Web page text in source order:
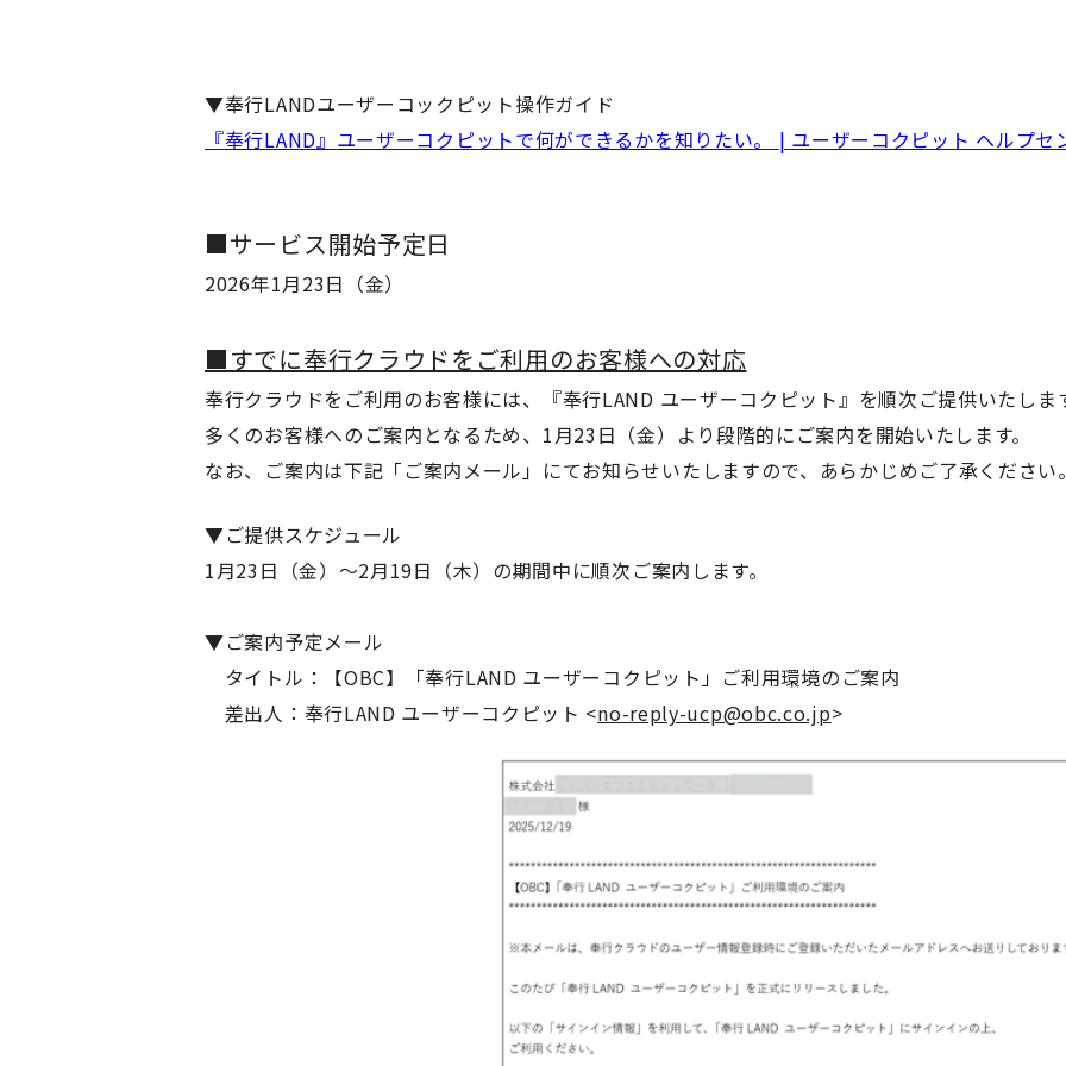
▼奉行LANDユーザーコックピット操作ガイド
『奉行LAND』 ユーザーコクピットで何ができるかを知りたい。 | ユーザーコクピット ヘルプセ
■サービス開始予定日
2026年1月23日（金）
■すでに奉行クラウドをご利用のお客様への対応
奉行クラウドをご利用のお客様には、『奉行LAND ユーザーコクピット』を順次ご提供いたしま
多くのお客様へのご案内となるため、1月23日（金）より段階的にご案内を開始いたします。
なお、ご案内は下記「ご案内メール」にてお知らせいたしますので、あらかじめご了承ください。
▼ご提供スケジュール
1月23日（金）～2月19日（木） の期間中に順次ご案内します。
▼ご案内予定メール
タイトル：
【OBC】 「奉行LAND ユーザーコクピット」ご利用環境のご案内
差出人： 奉行LAND ユーザーコクピット <no-reply-ucp@obc.co.jp>